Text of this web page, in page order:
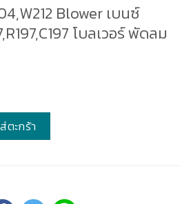
Blower เบนซ์
โบลเวอร์ พัดลม
ตะกร้า